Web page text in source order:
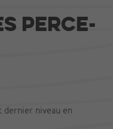
Perce-
dernier niveau en